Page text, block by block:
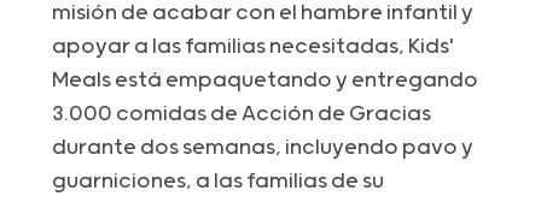
misión de acabar con el hambre infantil y
apoyar a las familias necesitadas, Kids'
Meals está empaquetando y entregando
3.000 comidas de Acción de Gracias
durante dos semanas, incluyendo pavo y
guarniciones, a las familias de su